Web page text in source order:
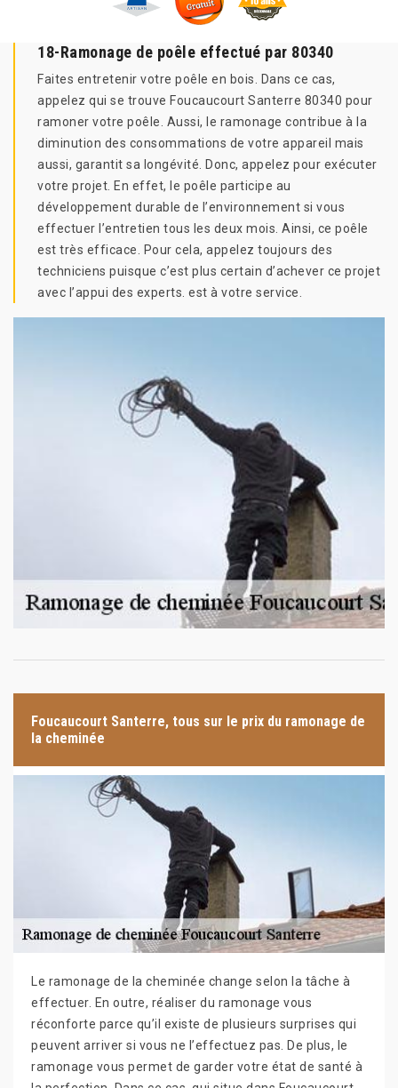
18-Ramonage de poêle effectué par 80340
Faites entretenir votre poêle en bois. Dans ce cas,
appelez qui se trouve Foucaucourt Santerre 80340 pour
ramoner votre poêle. Aussi, le ramonage contribue à la
diminution des consommations de votre appareil mais
aussi, garantit sa longévité. Donc, appelez pour exécuter
votre projet. En effet, le poêle participe au
développement durable de l’environnement si vous
effectuer l’entretien tous les deux mois. Ainsi, ce poêle
est très efficace. Pour cela, appelez toujours des
techniciens puisque c’est plus certain d’achever ce projet
avec l’appui des experts. est à votre service.
Foucaucourt Santerre, tous sur le prix du ramonage de
la cheminée
Le ramonage de la cheminée change selon la tâche à
effectuer. En outre, réaliser du ramonage vous
réconforte parce qu’il existe de plusieurs surprises qui
peuvent arriver si vous ne l’effectuez pas. De plus, le
ramonage vous permet de garder votre état de santé à